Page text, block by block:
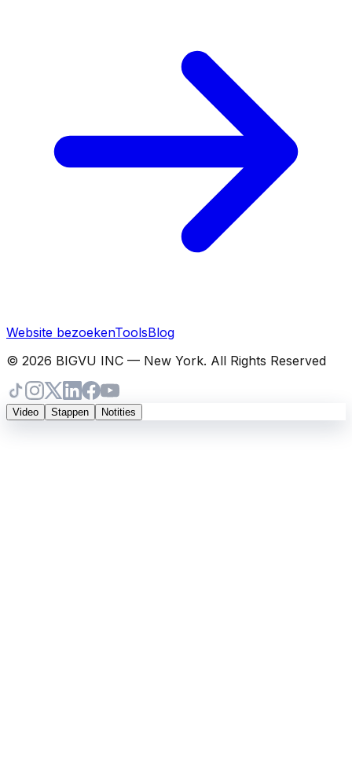
Website bezoekenToolsBlog
© 2026 BIGVU INC — New York. All Rights Reserved
Video Stappen Notities